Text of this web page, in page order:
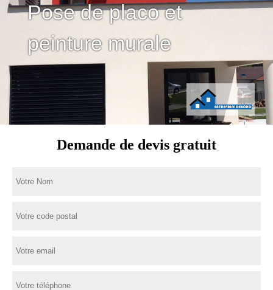
Pose de placo et
peinture murale
Demande de devis gratuit